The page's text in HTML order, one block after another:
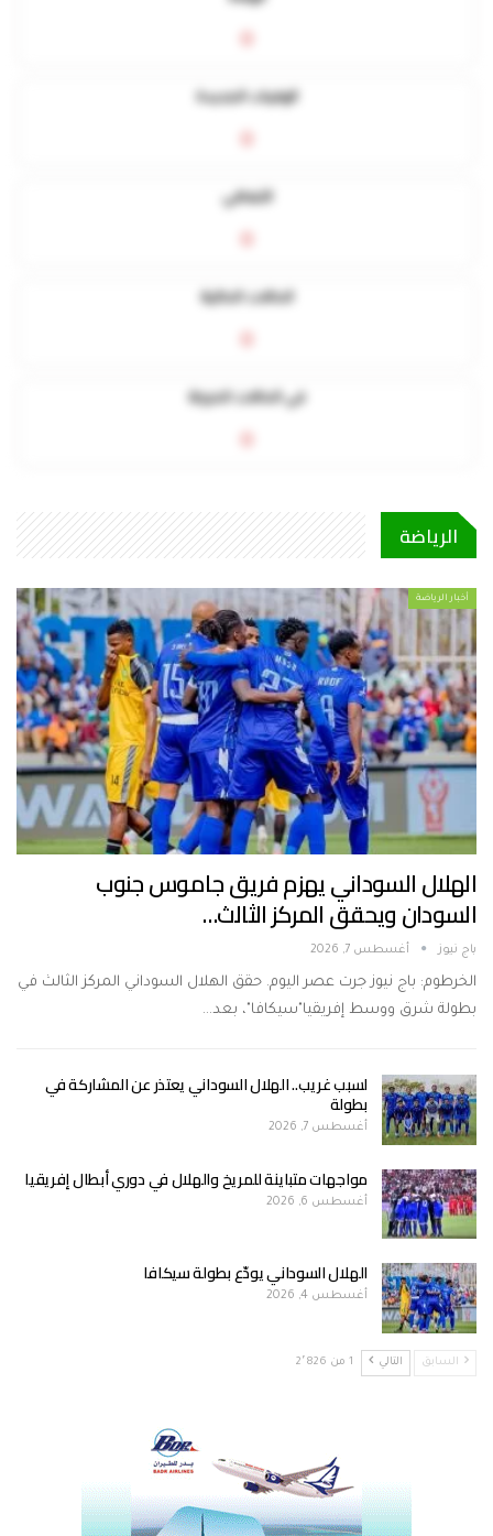
0
الوفيات الجديدة
0
التعافي
0
الحالات الحالية
0
في الحالات الحرجة
0
الرياضة
أخبار الرياضة
الهلال السوداني يهزم فريق جاموس جنوب
السودان ويحقق المركز الثالث…
باج نيوز أغسطس 7, 2026
الخرطوم: باج نيوز جرت عصر اليوم. حقق الهلال السوداني المركز الثالث في
بطولة شرق ووسط إفريقيا"سيكافا"، بعد…
لسبب غريب.. الهلال السوداني يعتذر عن المشاركة في
بطولة
أغسطس 7, 2026
مواجهات متباينة للمريخ والهلال في دوري أبطال إفريقيا
أغسطس 6, 2026
الهلال السوداني يودّع بطولة سيكافا
أغسطس 4, 2026
السابق التالي 1 من 2٬826